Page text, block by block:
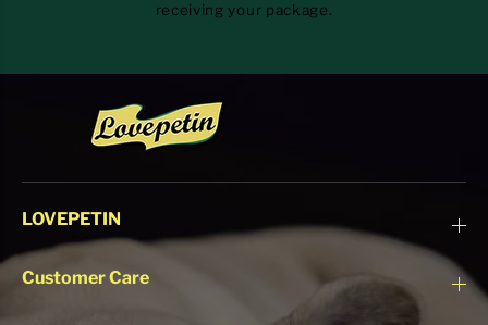
receiving your package.
LOVEPETIN
Customer Care